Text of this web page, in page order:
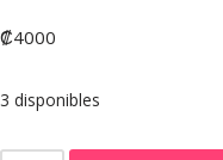
₡4000
3 disponibles